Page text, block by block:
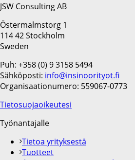
JSW Consulting AB
Östermalmstorg 1
114 42 Stockholm
Sweden
Puh: +358 (0) 9 3158 5494
Sähköposti: info@insinoorityot.fi
Organisaationumero: 559067-0773
Tietosuojaoikeutesi
Työnantajalle
Tietoa yrityksestä
Tuotteet